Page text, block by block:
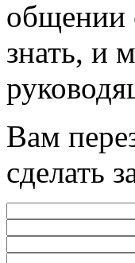
общении
знать, и
Вам
сделать